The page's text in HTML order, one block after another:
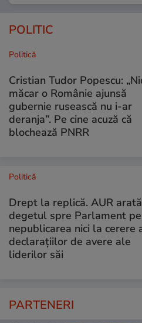
POLITIC
Politică
Cristian Tudor Popescu:
măcar o Românie ajunsă
gubernie rusească nu i-ar
deranja”. Pe cine acuză că
blochează PNRR
Politică
Drept la replică. AUR
degetul spre Parlament
nepublicarea nici la cerere
declarațiilor de avere ale
liderilor săi
PARTENERI